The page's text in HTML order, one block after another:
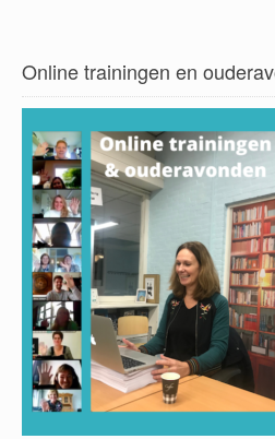
Online trainingen en